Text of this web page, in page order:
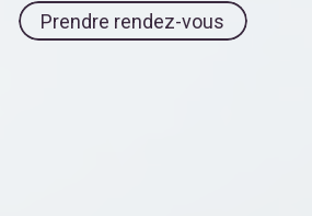
Prendre rendez-vous